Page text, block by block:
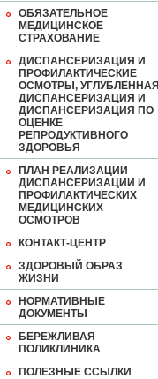
ОБЯЗАТЕЛЬНОЕ
МЕДИЦИНСКОЕ
СТРАХОВАНИЕ
ДИСПАНСЕРИЗАЦИЯ И
ПРОФИЛАКТИЧЕСКИЕ
ОСМОТРЫ, УГЛУБЛЕННАЯ
ДИСПАНСЕРИЗАЦИЯ И
ДИСПАНСЕРИЗАЦИЯ ПО
ОЦЕНКЕ
РЕПРОДУКТИВНОГО
ЗДОРОВЬЯ
ПЛАН РЕАЛИЗАЦИИ
ДИСПАНСЕРИЗАЦИИ И
ПРОФИЛАКТИЧЕСКИХ
МЕДИЦИНСКИХ
ОСМОТРОВ
КОНТАКТ-ЦЕНТР
ЗДОРОВЫЙ ОБРАЗ
ЖИЗНИ
НОРМАТИВНЫЕ
ДОКУМЕНТЫ
БЕРЕЖЛИВАЯ
ПОЛИКЛИНИКА
ПОЛЕЗНЫЕ ССЫЛКИ